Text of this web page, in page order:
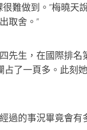
難做到。”梅曉天
取舍。”
生，在國際排名
占了一頁多。此刻
的事況畢竟會有